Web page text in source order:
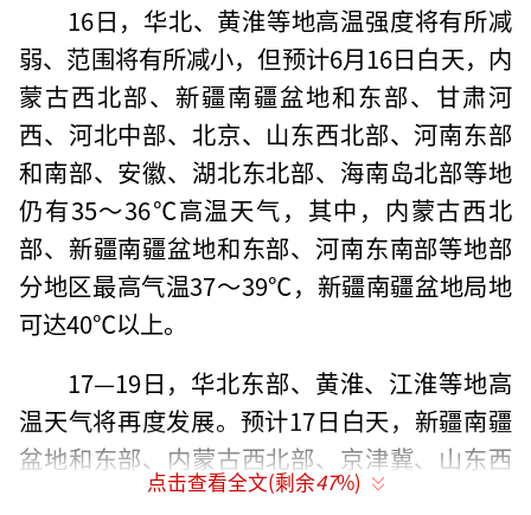
16日，华北、黄淮等地高温强度将有所减
弱、范围将有所减小，但预计6月16日白天，内
蒙古西北部、新疆南疆盆地和东部、甘肃河
西、河北中部、北京、山东西北部、河南东部
和南部、安徽、湖北东北部、海南岛北部等地
仍有35～36℃高温天气，其中，内蒙古西北
部、新疆南疆盆地和东部、河南东南部等地部
分地区最高气温37～39℃，新疆南疆盆地局地
可达40℃以上。
17—19日，华北东部、黄淮、江淮等地高
温天气将再度发展。预计17日白天，新疆南疆
盆地和东部、内蒙古西北部、京津冀、山东西
北部等地将有37～39℃高温天气，局地可达4
点击查看全文(剩余47%)